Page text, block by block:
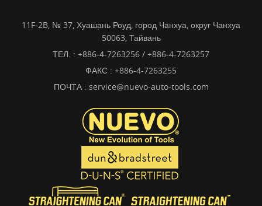
11F-2B, № 37, Хуашань Роуд, город Чанхуа, округ Чанхуа
50063, Тайвань
ТЕЛ. : +886-4-7263256 / +886-4-7263257
ФАКС : +886-4-7263255
ПОЧТА : service@nuevo-auto-tools.com